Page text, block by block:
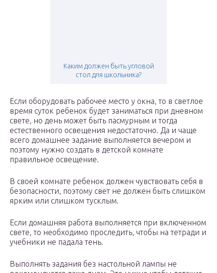
Каким должен быть угловой
стол для школьника?
Если оборудовать рабочее место у окна, то в светлое
время суток ребенок будет заниматься при дневном
свете, но день может быть пасмурным и тогда
естественного освещения недостаточно. Да и чаще
всего домашнее задание выполняется вечером и
поэтому нужно создать в детской комнате
правильное освещение.
В своей комнате ребенок должен чувствовать себя в
безопасности, поэтому свет не должен быть слишком
ярким или слишком тусклым.
Если домашняя работа выполняется при включенном
свете, то необходимо проследить, чтобы на тетради и
учебники не падала тень.
Выполнять задания без настольной лампы не